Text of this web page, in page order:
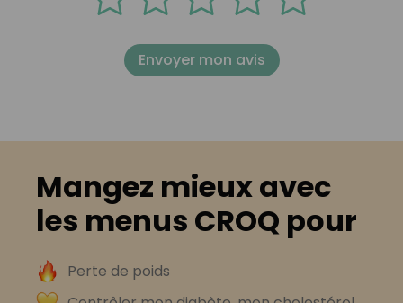
Envoyer mon avis
Mangez mieux avec
les menus CROQ pour
Perte de poids